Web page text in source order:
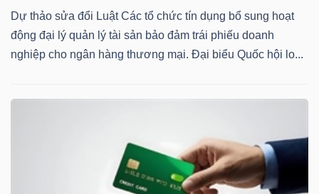
Dự thảo sửa đổi Luật Các tổ chức tín dụng bổ sung hoạt
động đại lý quản lý tài sản bảo đảm trái phiếu doanh
nghiệp cho ngân hàng thương mại. Đại biểu Quốc hội lo...